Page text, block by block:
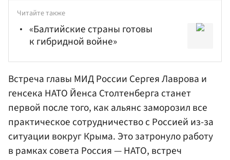
Читайте также
«Балтийские страны готовы
к гибридной войне»
Встреча главы МИД России Сергея Лаврова и
генсека НАТО Йенса Столтенберга станет
первой после того, как альянс заморозил все
практическое сотрудничество с Россией из-за
ситуации вокруг Крыма. Это затронуло работу
в рамках совета Россия — НАТО, встреч